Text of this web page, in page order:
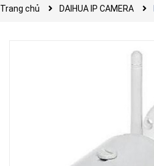
Trang chủ DAIHUA IP CAMERA